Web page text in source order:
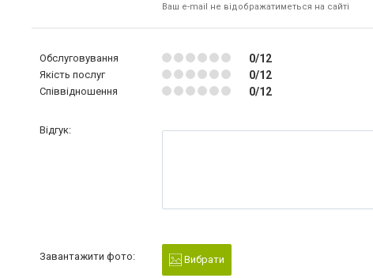
Ваш e-mail не відображатиметься на сайті
Обслуговування 0/12
Якість послуг 0/12
Співвідношення 0/12
Відгук:
Завантажити фото: Вибрати